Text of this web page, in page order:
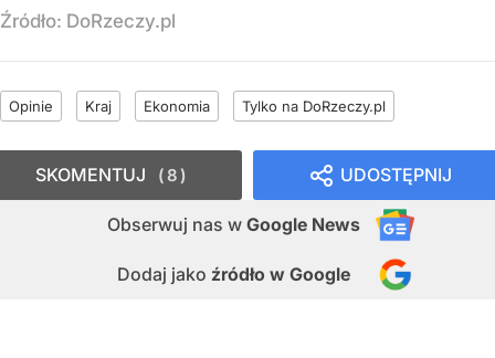
Źródło: DoRzeczy.pl
Opinie Kraj Ekonomia Tylko na DoRzeczy.pl
UDOSTĘPNIJ
Obserwuj nas w Google News
Dodaj jako źródło w Google
SKOMENTUJ 8